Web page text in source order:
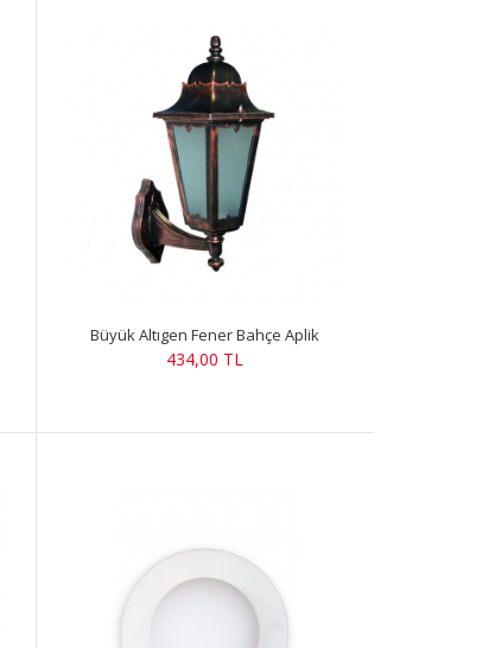
Büyük Altıgen Fener Bahçe Aplik
434,00 TL